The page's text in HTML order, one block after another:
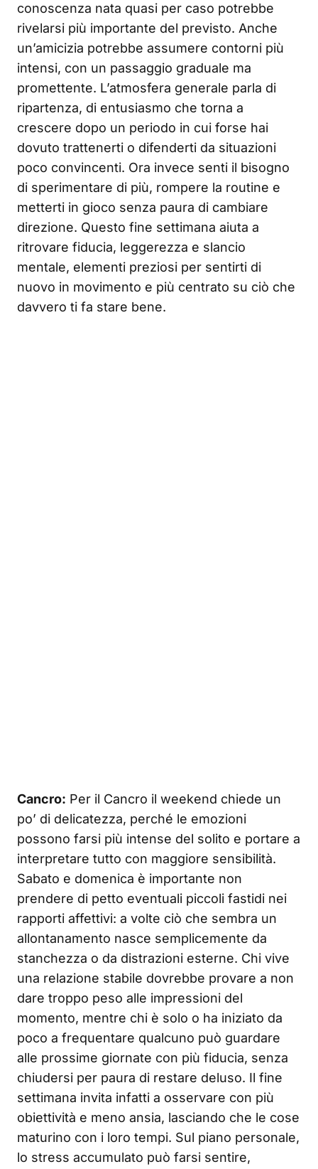
conoscenza nata quasi per caso potrebbe
rivelarsi più importante del previsto. Anche
un’amicizia potrebbe assumere contorni più
intensi, con un passaggio graduale ma
promettente. L’atmosfera generale parla di
ripartenza, di entusiasmo che torna a
crescere dopo un periodo in cui forse hai
dovuto trattenerti o difenderti da situazioni
poco convincenti. Ora invece senti il bisogno
di sperimentare di più, rompere la routine e
metterti in gioco senza paura di cambiare
direzione. Questo fine settimana aiuta a
ritrovare fiducia, leggerezza e slancio
mentale, elementi preziosi per sentirti di
nuovo in movimento e più centrato su ciò che
davvero ti fa stare bene.
Cancro: Per il Cancro il weekend chiede un
po’ di delicatezza, perché le emozioni
possono farsi più intense del solito e portare a
interpretare tutto con maggiore sensibilità.
Sabato e domenica è importante non
prendere di petto eventuali piccoli fastidi nei
rapporti affettivi: a volte ciò che sembra un
allontanamento nasce semplicemente da
stanchezza o da distrazioni esterne. Chi vive
una relazione stabile dovrebbe provare a non
dare troppo peso alle impressioni del
momento, mentre chi è solo o ha iniziato da
poco a frequentare qualcuno può guardare
alle prossime giornate con più fiducia, senza
chiudersi per paura di restare deluso. Il fine
settimana invita infatti a osservare con più
obiettività e meno ansia, lasciando che le cose
maturino con i loro tempi. Sul piano personale,
lo stress accumulato può farsi sentire,